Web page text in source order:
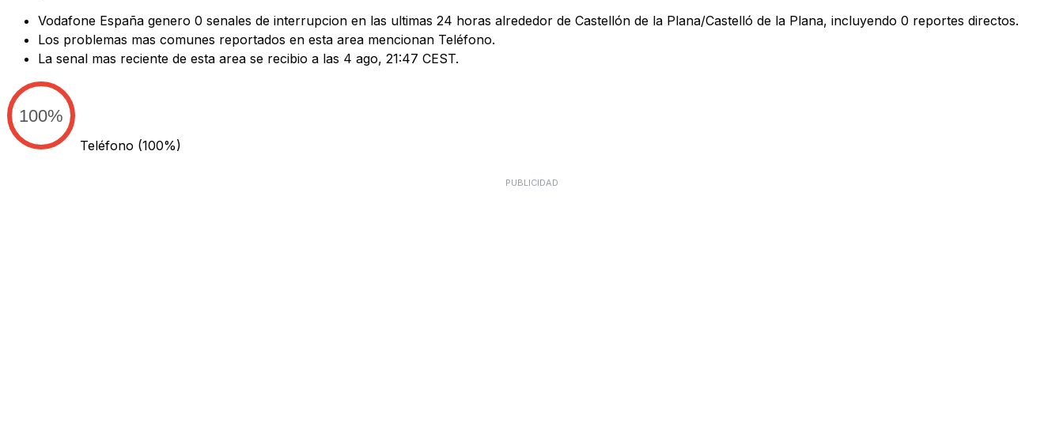
Vodafone España genero 0 senales de interrupcion en las ultimas 24 horas alrededor de Castellón de la Plana/Castelló de la Plana, incluyendo 0 reportes directos.
Los problemas mas comunes reportados en esta area mencionan Teléfono.
La senal mas reciente de esta area se recibio a las 4 ago, 21:47 CEST.
100%
Teléfono (100%)
PUBLICIDAD